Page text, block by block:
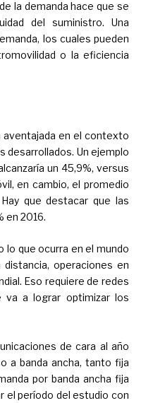
la demanda hace que se
del suministro. Una
los cuales pueden
o la eficiencia
aventajada en el contexto
desarrollados. Un ejemplo
un 45,9%, versus
en cambio, el promedio
que destacar que las
en 2016.
lo que ocurra en el mundo
operaciones en
Eso requiere de redes
va a lograr optimizar los
de cara al año
a banda ancha, tanto fija
por banda ancha fija
el período del estudio con